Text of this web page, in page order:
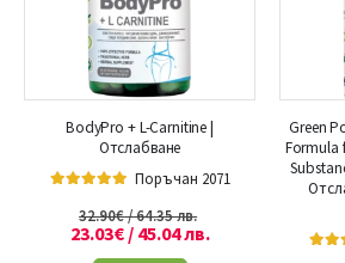
BodyPro + L-Carnitine |
Отслабване
Поръчан 2071
32.90€/ 64.35 лв.
23.03€/ 45.04 лв.
Green
Formula